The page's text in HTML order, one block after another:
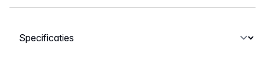
Selecteer een tabblad